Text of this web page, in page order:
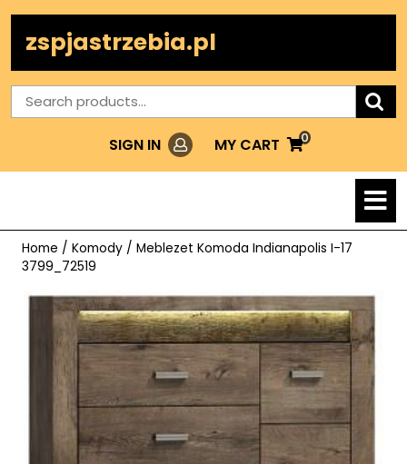
contentzspjastrzebia.pl
Search
for:
SIGN IN LoginMY CART
MY
0
Home / Komody / Meblezet Komoda Indianapolis I-17
3799_72519